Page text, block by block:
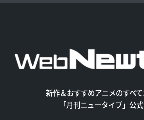
新作＆おすすめアニメのすべて
「月刊ニュータイプ」公